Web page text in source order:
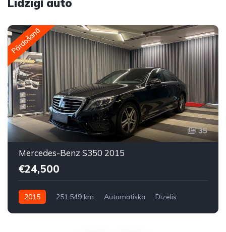
Līdzīgi auto
Pārdošanā
35
Mercedes-Benz S350 2015
€24,500
2015 251,549 km Automātiskā
Dīzelis